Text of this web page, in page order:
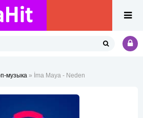
музыка » İma Maya - Neden